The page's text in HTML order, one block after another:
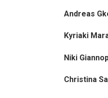
Andreas
Kyriaki
Niki
Christina